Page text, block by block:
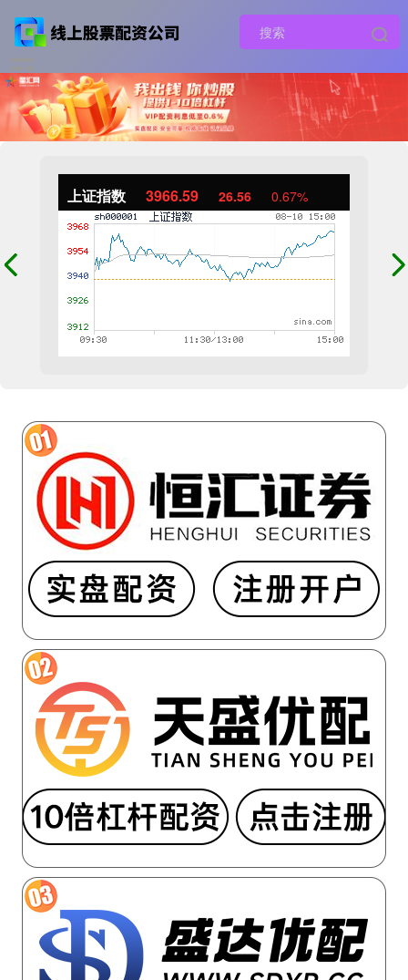
上证指数 3966.59 26.56 0.67%